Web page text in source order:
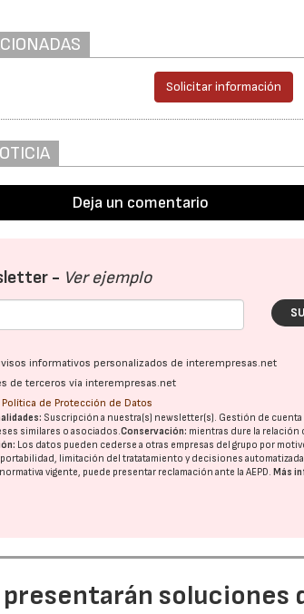
Solicitar información
Deja un comentario
- Ver ejemplo
informativos personalizados de interempresas.net
de terceros vía interempresas.net
Política de Protección de Datos
Suscripción a nuestra(s) newsletter(s). Gestión de cuenta
similares o asociados.Conservación: mientras dure la relación
Los datos pueden cederse a otras empresas del grupo por
limitación del tratatamiento y decisiones
vigente, puede presentar reclamación ante laAEPD. Más
soluciones